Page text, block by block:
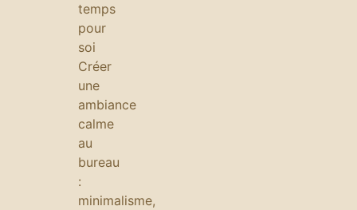
temps
pour
soi
Créer
une
ambiance
calme
au
bureau
:
minimalisme,